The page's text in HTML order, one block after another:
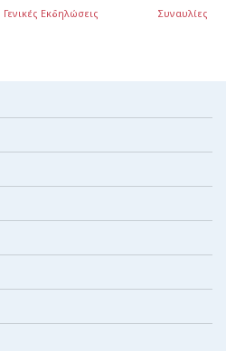
Γενικές Εκδηλώσεις Συναυλίες